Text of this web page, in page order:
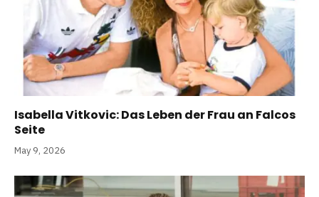
Isabella Vitkovic: Das Leben der Frau an Falcos
Seite
May 9, 2026